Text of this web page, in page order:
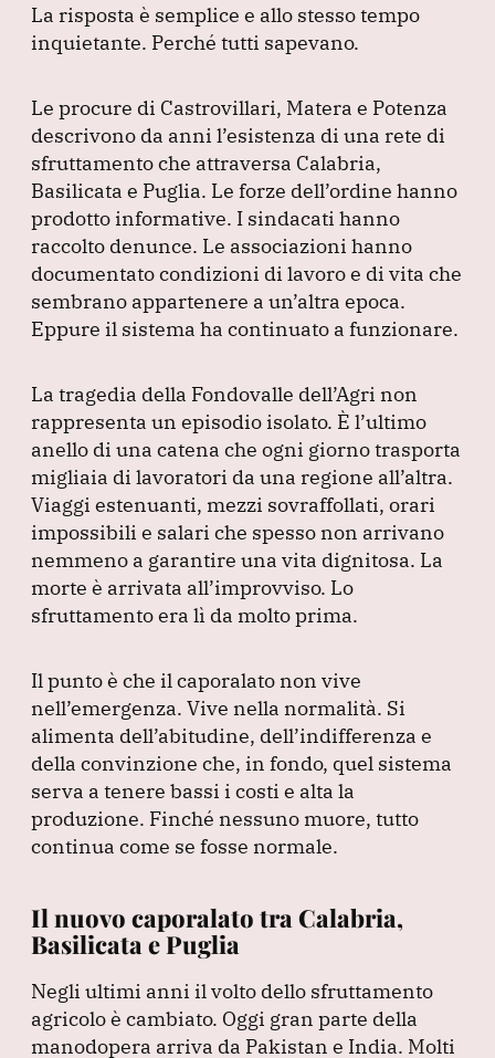
La risposta è semplice e allo stesso tempo
inquietante. Perché tutti sapevano.
Le procure di Castrovillari, Matera e Potenza
descrivono da anni l’esistenza di una rete di
sfruttamento che attraversa Calabria,
Basilicata e Puglia. Le forze dell’ordine hanno
prodotto informative. I sindacati hanno
raccolto denunce. Le associazioni hanno
documentato condizioni di lavoro e di vita che
sembrano appartenere a un’altra epoca.
Eppure il sistema ha continuato a funzionare.
La tragedia della Fondovalle dell’Agri non
rappresenta un episodio isolato. È l’ultimo
anello di una catena che ogni giorno trasporta
migliaia di lavoratori da una regione all’altra.
Viaggi estenuanti, mezzi sovraffollati, orari
impossibili e salari che spesso non arrivano
nemmeno a garantire una vita dignitosa. La
morte è arrivata all’improvviso. Lo
sfruttamento era lì da molto prima.
Il punto è che il caporalato non vive
nell’emergenza. Vive nella normalità. Si
alimenta dell’abitudine, dell’indifferenza e
della convinzione che, in fondo, quel sistema
serva a tenere bassi i costi e alta la
produzione. Finché nessuno muore, tutto
continua come se fosse normale.
Il nuovo caporalato tra Calabria,
Basilicata e Puglia
Negli ultimi anni il volto dello sfruttamento
agricolo è cambiato. Oggi gran parte della
manodopera arriva da Pakistan e India. Molti